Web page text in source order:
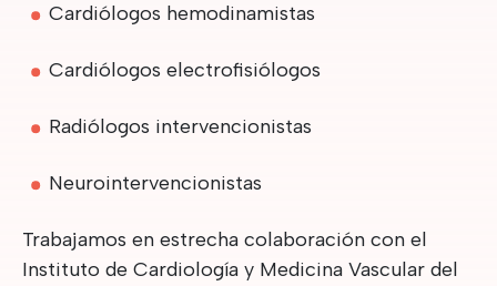
Cardiólogos hemodinamistas
Cardiólogos electrofisiólogos
Radiólogos intervencionistas
Neurointervencionistas
Trabajamos en estrecha colaboración con el
Instituto de Cardiología y Medicina Vascular del